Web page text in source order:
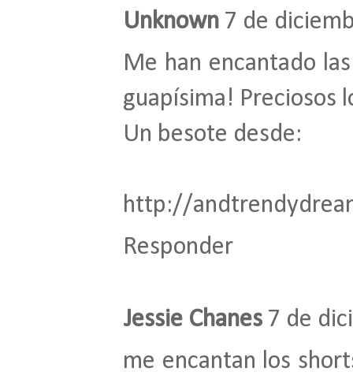
Unknown 7 de
Me han encantado
guapísima! Preciosos
Un besote desde:
http://
Responder
Jessie Chanes 7 de
me encantan los